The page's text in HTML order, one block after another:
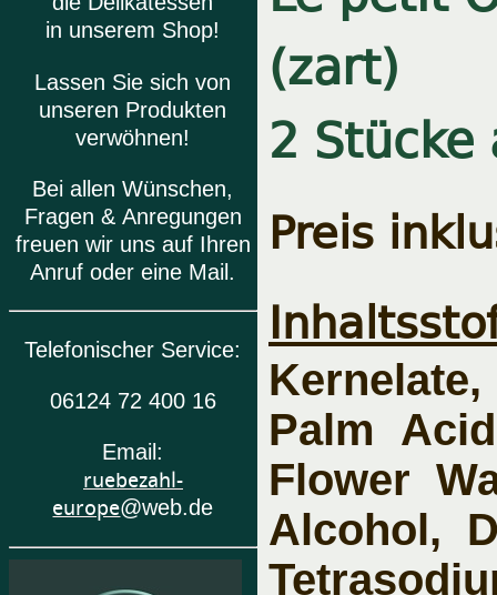
in unserem Shop!
Lassen Sie sich von
unseren Produkten
verwöhnen!
Bei allen Wünschen,
Fragen & Anregungen
freuen wir uns auf Ihren
Anruf oder eine Mail.
Telefonischer Service:
06124 72 400 16
Email:
ruebezahl-
europe@web.de
(zart)
2 Stücke
Preis
Palm
Flower
Alcohol,